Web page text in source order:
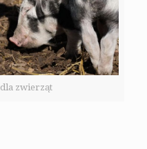
dla zwierząt